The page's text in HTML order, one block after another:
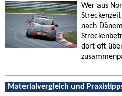
Wer aus
nach
dort oft
Materialvergleich und